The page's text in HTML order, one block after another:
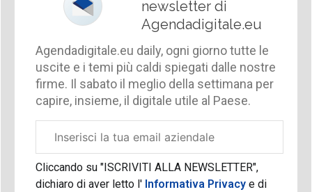
newsletter di
Agendadigitale.eu
Agendadigitale.eu daily, ogni giorno tutte le
uscite e i temi più caldi spiegati dalle nostre
firme. Il sabato il meglio della settimana per
capire, insieme, il digitale utile al Paese.
aziendale
Cliccando su "ISCRIVITI ALLA NEWSLETTER",
dichiaro di aver letto l'Informativa Privacy e di